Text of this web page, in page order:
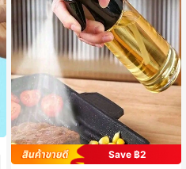
Save ฿2